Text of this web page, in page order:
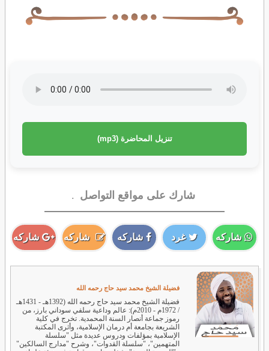
تنزيل المحاضرة (mp3)
شارك على مواقع التواصل .
شاركه غرد شاركه شاركه شاركه
فضيلة الشيخ محمد سيد حاج رحمه الله
فضيلة الشيخ محمد سيد حاج رحمه الله (1392هـ - 1431هـ
/ 1972م - 2010م): عالم وداعية سلفي سوداني بارز، من
رموز جماعة أنصار السنة المحمدية. تخرج في كلية
الشريعة بجامعة أم درمان الإسلامية، وأثرى المكتبة
الإسلامية بمؤلفات ودروس عديدة مثل "سلسلة
المتهمين"، "سلسلة القدوات"، وشرح "مدارج السالكين"